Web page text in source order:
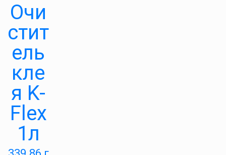
Очи
стит
ель
кле
я K-
Flex
1л